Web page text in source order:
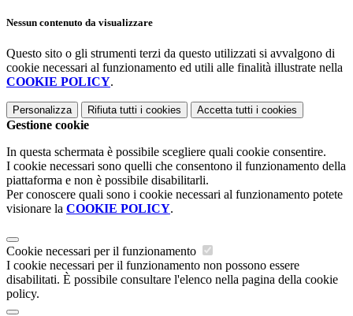
Nessun contenuto da visualizzare
Questo sito o gli strumenti terzi da questo utilizzati si avvalgono di
cookie necessari al funzionamento ed utili alle finalità illustrate nella
COOKIE POLICY.
Personalizza Rifiuta tutti i cookies Accetta tutti i cookies
Gestione cookie
In questa schermata è possibile scegliere quali cookie consentire.
I cookie necessari sono quelli che consentono il funzionamento della
piattaforma e non è possibile disabilitarli.
Per conoscere quali sono i cookie necessari al funzionamento potete
visionare la COOKIE POLICY.
Cookie necessari per il funzionamento
I cookie necessari per il funzionamento non possono essere
disabilitati. È possibile consultare l'elenco nella pagina della cookie
policy.